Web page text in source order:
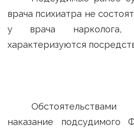
врача психиатра не
у врача нарколога,
характеризуются
наказание